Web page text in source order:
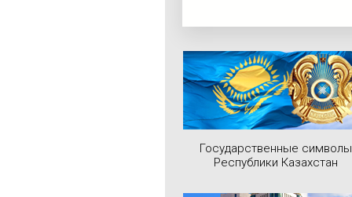
Государственные символы
Республики Казахстан